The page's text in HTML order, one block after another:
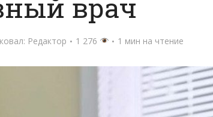
врач
Редактор 1 276 1 мин на чтение